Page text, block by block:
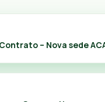
– Nova sede